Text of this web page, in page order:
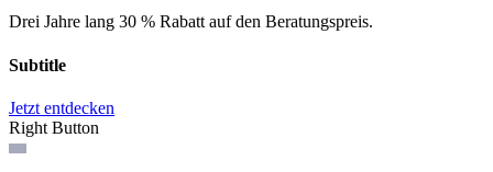
Drei Jahre lang 30 % Rabatt auf den Beratungspreis.
Subtitle
Jetzt entdecken
Right Button